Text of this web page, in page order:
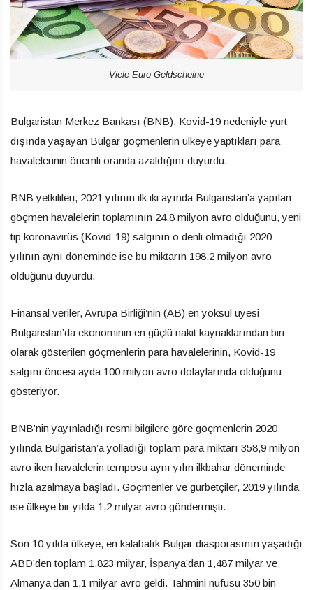
Viele Euro Geldscheine
Bulgaristan Merkez Bankası (BNB), Kovid-19 nedeniyle yurt
dışında yaşayan Bulgar göçmenlerin ülkeye yaptıkları para
havalelerinin önemli oranda azaldığını duyurdu.
BNB yetkilileri, 2021 yılının ilk iki ayında Bulgaristan’a yapılan
göçmen havalelerin toplamının 24,8 milyon avro olduğunu, yeni
tip koronavirüs (Kovid-19) salgının o denli olmadığı 2020
yılının aynı döneminde ise bu miktarın 198,2 milyon avro
olduğunu duyurdu.
Finansal veriler, Avrupa Birliği’nin (AB) en yoksul üyesi
Bulgaristan’da ekonominin en güçlü nakit kaynaklarından biri
olarak gösterilen göçmenlerin para havalelerinin, Kovid-19
salgını öncesi ayda 100 milyon avro dolaylarında olduğunu
gösteriyor.
BNB’nin yayınladığı resmi bilgilere göre göçmenlerin 2020
yılında Bulgaristan’a yolladığı toplam para miktarı 358,9 milyon
avro iken havalelerin temposu aynı yılın ilkbahar döneminde
hızla azalmaya başladı. Göçmenler ve gurbetçiler, 2019 yılında
ise ülkeye bir yılda 1,2 milyar avro göndermişti.
Son 10 yılda ülkeye, en kalabalık Bulgar diasporasının yaşadığı
ABD’den toplam 1,823 milyar, İspanya’dan 1,487 milyar ve
Almanya’dan 1,1 milyar avro geldi. Tahmini nüfusu 350 bin